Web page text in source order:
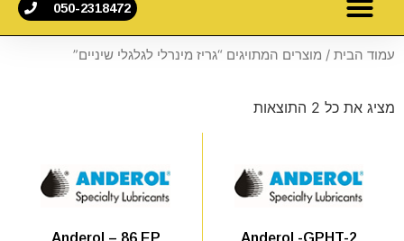
050-2318472
עמוד הבית / מוצרים המתויגים “גריז מינרלי לגלגלי שיניים”
מציג את כל 2 התוצאות
Anderol -GPHT-2